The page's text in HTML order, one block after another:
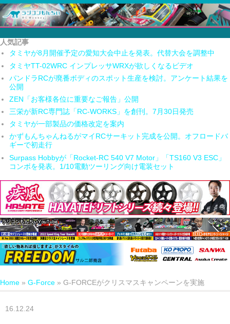
人気記事
タミヤが8月開催予定の愛知大会中止を発表。代替大会を調整中
タミヤTT-02WRC インプレッサWRXが欲しくなるビデオ
パンドラRCが廃番ボディのスポット生産を検討。アンケート結果を
公開
ZEN「お客様各位に重要なご報告」公開
三栄が新RC専門誌「RC-WORKS」を創刊。7月30日発売
タミヤが一部製品の価格改定を案内
かずもんちゃんねるがマイRCサーキット完成を公開。オフロードバ
ギーで初走行
Surpass Hobbyが「Rocket-RC 540 V7 Motor」「TS160 V3 ESC」
コンボを発表。1/10電動ツーリング向け電装セット
Home » G-Force » G-FORCEがクリスマスキャンペーンを実施
16.12.24